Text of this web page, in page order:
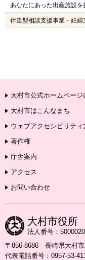
あなたにあった出産施設を
伴走型相談支援事業・妊婦
大村市公式ホームページ
大村市はこんなまち
ウェブアクセシビリティ
著作権
庁舎案内
アクセス
お問い合わせ
大村市役所
法人番号：
〒856-8686 長崎県大村
代表電話番号：0957-53-